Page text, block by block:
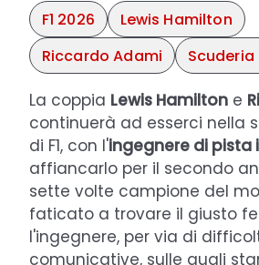
F1 2026
Lewis Hamilton
Riccardo Adami
Scuderia
La coppia Lewis Hamilton e
continuerà ad esserci nella
di F1, con l'ingegnere di pista
affiancarlo per il secondo
sette volte campione del
faticato a trovare il giusto
l'ingegnere, per via di
comunicative, sulle quali